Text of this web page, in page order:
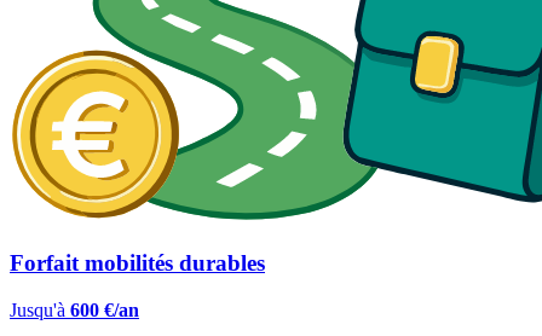
Forfait mobilités durables
Jusqu'à 600 €/an